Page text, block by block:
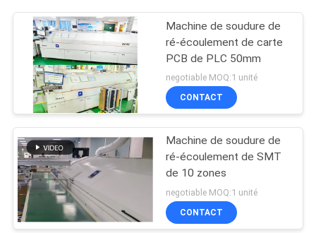
Machine de soudure de
ré-écoulement de carte
PCB de PLC 50mm
negotiable MOQ:1 unité
CONTACT
Machine de soudure de
ré-écoulement de SMT
de 10 zones
negotiable MOQ:1 unité
CONTACT